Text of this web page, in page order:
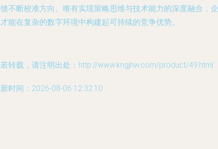
不断校准方向。唯有实现策略思维与技术能力的深度融合，企
能在复杂的数字环境中构建起可持续的竞争优势。
转载，请注明出处：http://www.kngjhw.com/product/49.html
时间：2026-08-06 12:32:10